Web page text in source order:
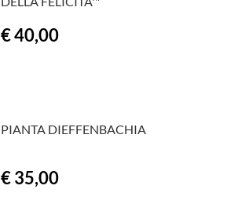
€ 40,00
PIANTA DIEFFENBACHIA
€ 35,00